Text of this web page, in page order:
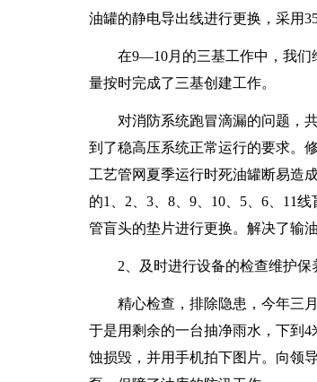
油罐的静电导出线进行更换，采用
在9—10月的三基工作中，我们维
量按时完成了三基创建工作。
对消防系统跑冒滴漏的问题，共
到了稳高压系统正常运行的要求。
工艺管网夏季运行时死油罐断易造
的1、2、3、8、9、10、5、6、11
管盲头的垫片进行更换。解决了输
2、及时进行设备的检查维护保
精心检查，排除隐患，今年三月
于是用剩余的一台抽净雨水，下到
蚀损毁，并用手机拍下图片。向领